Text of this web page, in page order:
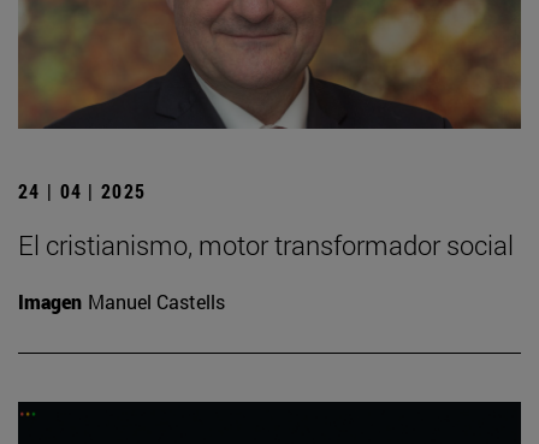
24 | 04 | 2025
El cristianismo, motor transformador social
Imagen Manuel Castells